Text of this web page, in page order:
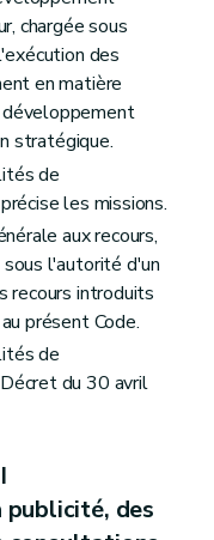
du 30 avril 2009, art. 41 )
du permis d'urbanisme
à durée limitée
groupées – Décret du 30 avril 2009, art. 42)
d'urbanisation – Décret du 30 avril 2009, art. 43)
groupées – Décret du 30 avril 2009, art. 45)
– Décret du 30 avril 2009, art. 47)
de constructions groupées – Décret du 30 avril 2009, art. 50)
qui implique l'ouverture, la modification ou la suppression d'une voirie communale – Décret du 30 avril 2009, art. 56)
chargée sous
des
en matière
stratégique.
de
les missions.
aux recours,
l'autorité d'un
recours introduits
présent Code.
de
du 30 avril
des